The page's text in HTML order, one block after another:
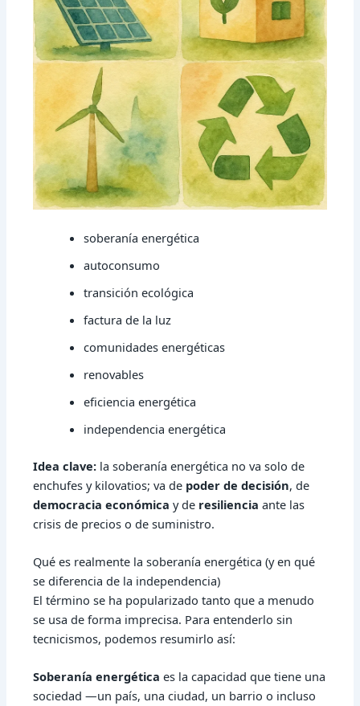
soberanía energética
autoconsumo
transición ecológica
factura de la luz
comunidades energéticas
renovables
eficiencia energética
independencia energética
Idea clave:la soberanía energética no va solo de
enchufes y kilovatios; va de poder de decisión, de
democracia económica y de resiliencia ante las
crisis de precios o de suministro.
Qué es realmente la soberanía energética (y en qué
se diferencia de la independencia)
El término se ha popularizado tanto que a menudo
se usa de forma imprecisa. Para entenderlo sin
tecnicismos, podemos resumirlo así:
Soberanía energética es la capacidad que tiene una
sociedad —un país, una ciudad, un barrio o incluso